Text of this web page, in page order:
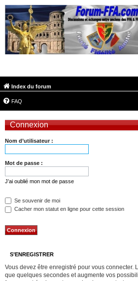
Index du forum
FAQ
Connexion
Nom d’utilisateur :
Mot de passe :
J’ai oublié mon mot de passe
Se souvenir de moi
Cacher mon statut en ligne pour cette session
S’ENREGISTRER
Vous devez être enregistré pour vous connecter.
que quelques secondes et augmente vos